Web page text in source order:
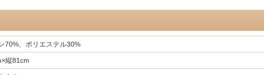
70%、ポリエステル30%
縦81cm